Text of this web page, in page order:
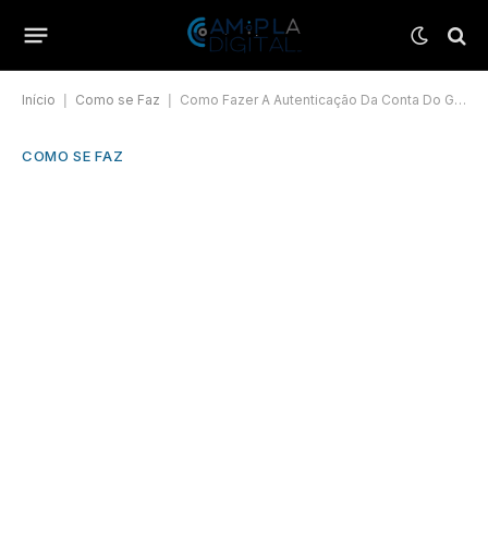
Início Como se Faz Como Fazer A Autenticação Da Conta Do Google?
COMO SE FAZ